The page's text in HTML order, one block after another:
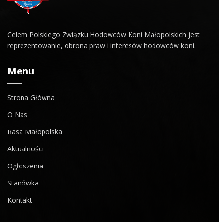
Celem Polskiego Związku Hodowców Koni Małopolskich jest
reprezentowanie, obrona praw i interesów hodowców koni.
Menu
Strona Główna
O Nas
Rasa Małopolska
Aktualności
Ogłoszenia
Stanówka
Kontakt